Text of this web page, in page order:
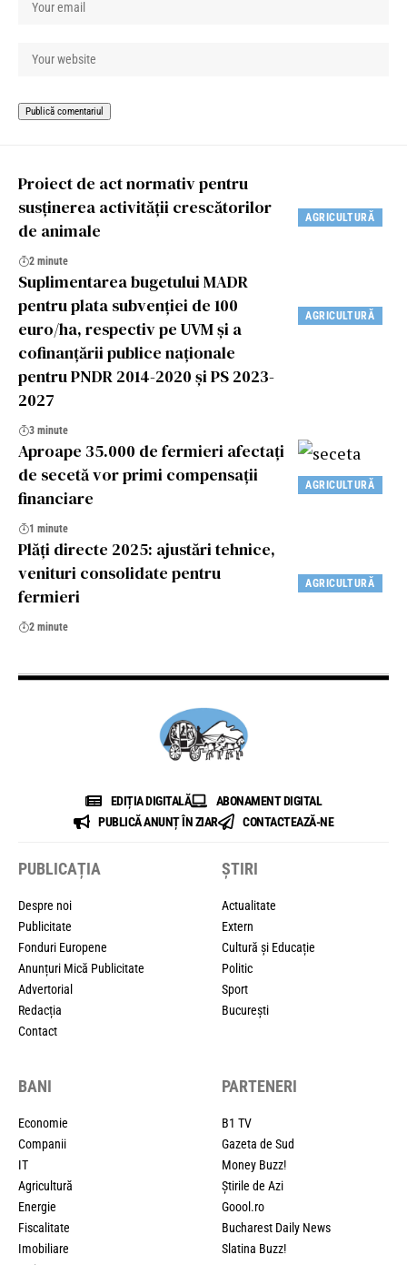
AGRICULTURĂ
Proiect de act normativ pentru
susținerea activității crescătorilor
de animale
2 minute
AGRICULTURĂ
Suplimentarea bugetului MADR
pentru plata subvenției de 100
euro/ha, respectiv pe UVM și a
cofinanțării publice naționale
pentru PNDR 2014-2020 și PS 2023-
2027
3 minute
AGRICULTURĂ
Aproape 35.000 de fermieri afectați
de secetă vor primi compensaţii
financiare
1 minute
AGRICULTURĂ
Plăți directe 2025: ajustări tehnice,
venituri consolidate pentru
fermieri
2 minute
EDIȚIA DIGITALĂ
ABONAMENT DIGITAL
PUBLICĂ ANUNȚ ÎN ZIAR
CONTACTEAZĂ-NE
PUBLICAȚIA
Despre noi
Publicitate
Fonduri Europene
Anunțuri Mică Publicitate
Advertorial
Redacția
Contact
ȘTIRI
Actualitate
Extern
Cultură și Educație
Politic
Sport
București
BANI
Economie
Companii
IT
Agricultură
Energie
Fiscalitate
Imobiliare
PARTENERI
B1 TV
Gazeta de Sud
Money Buzz!
Știrile de Azi
Goool.ro
Bucharest Daily News
Slatina Buzz!